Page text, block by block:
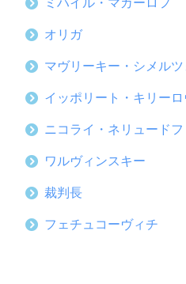
オリガ
マヴリーキー・シメルツ
イッポリート・キリー
ニコライ・ネリュードフ
ワルヴィンスキー
裁判長
フェチュコーヴィチ